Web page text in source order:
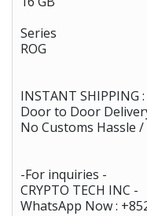
Series
ROG
INSTANT SHIPPING :
Door to Door
No Customs Hassle /
-For inquiries -
CRYPTO TECH INC -
WhatsApp Now :